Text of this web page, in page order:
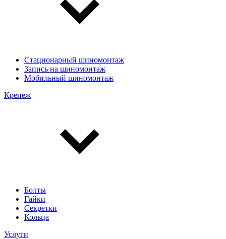
Стационарный шиномонтаж
Запись на шиномонтаж
Мобильный шиномонтаж
Крепеж
Болты
Гайки
Секретки
Кольца
Услуги